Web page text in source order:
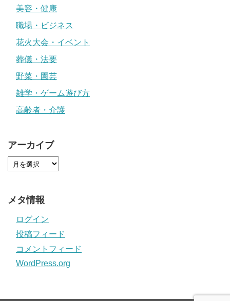
美容・健康
職場・ビジネス
花火大会・イベント
葬儀・法要
野菜・園芸
雑学・ゲーム遊び方
高齢者・介護
アーカイブ
メタ情報
ログイン
投稿フィード
コメントフィード
WordPress.org